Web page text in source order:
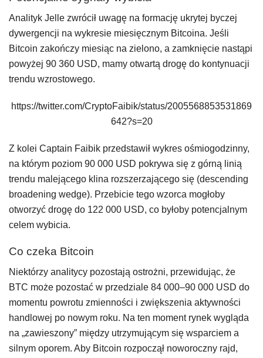
Analityk Jelle zwrócił uwagę na formację ukrytej byczej
dywergencji na wykresie miesięcznym Bitcoina. Jeśli
Bitcoin zakończy miesiąc na zielono, a zamknięcie nastąpi
powyżej 90 360 USD, mamy otwartą drogę do kontynuacji
trendu wzrostowego.
https://twitter.com/CryptoFaibik/status/2005568853531869
642?s=20
Z kolei Captain Faibik przedstawił wykres ośmiogodzinny,
na którym poziom 90 000 USD pokrywa się z górną linią
trendu malejącego klina rozszerzającego się (descending
broadening wedge). Przebicie tego wzorca mogłoby
otworzyć drogę do 122 000 USD, co byłoby potencjalnym
celem wybicia.
Co czeka Bitcoin
Niektórzy analitycy pozostają ostrożni, przewidując, że
BTC może pozostać w przedziale 84 000–90 000 USD do
momentu powrotu zmienności i zwiększenia aktywności
handlowej po nowym roku. Na ten moment rynek wygląda
na „zawieszony” między utrzymującym się wsparciem a
silnym oporem. Aby Bitcoin rozpoczął noworoczny rajd,